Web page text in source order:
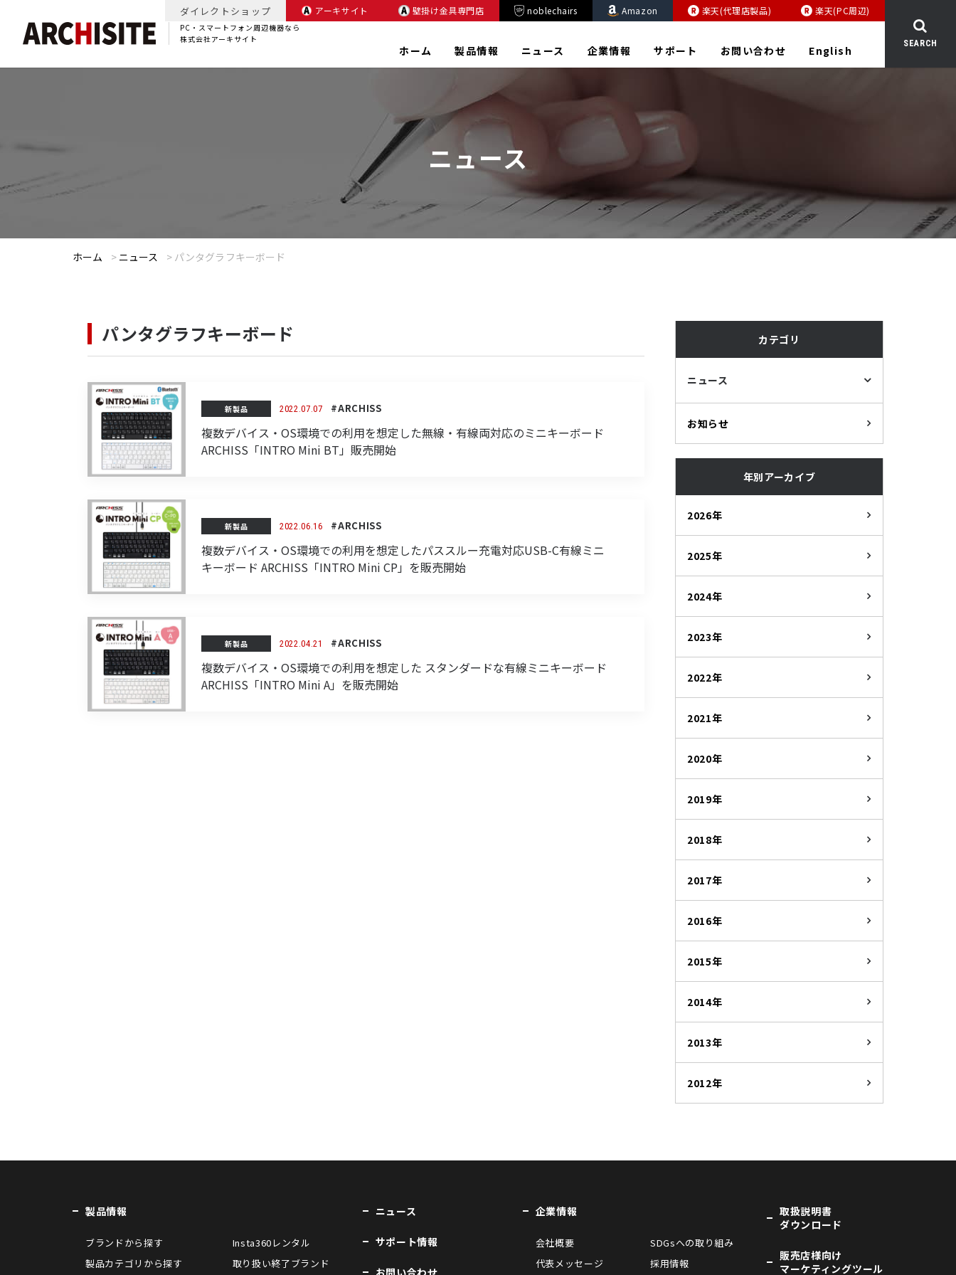
PC・スマートフォン周辺機器なら
株式会社アーキサイト
ダイレクトショップ アーキサイト 壁掛け金具専門店 noblechairs Amazon 楽天(代理店製品) 楽天(PC周辺)
ホーム 製品情報 ニュース 企業情報 サポート お問い合わせ English SEARCH
ニュース
ホーム > ニュース > パンタグラフキーボード
パンタグラフキーボード
新製品 2022.07.07 #ARCHISS
複数デバイス・OS環境での利用を想定した無線・有線両対応のミニキーボード
ARCHISS「INTRO Mini BT」販売開始
新製品 2022.06.16 #ARCHISS
複数デバイス・OS環境での利用を想定したパススルー充電対応USB-C有線ミニ
キーボード ARCHISS「INTRO Mini CP」を販売開始
新製品 2022.04.21 #ARCHISS
複数デバイス・OS環境での利用を想定した スタンダードな有線ミニキーボード
ARCHISS「INTRO Mini A」を販売開始
カテゴリ
ニュース
お知らせ
年別アーカイブ
2026年
2025年
2024年
2023年
2022年
2021年
2020年
2019年
2018年
2017年
2016年
2015年
2014年
2013年
2012年
製品情報
ブランドから探す
製品カテゴリから探す
Insta360レンタル
取り扱い終了ブランド
ニュース
サポート情報
お問い合わせ
企業情報
会社概要
代表メッセージ
SDGsへの取り組み
採用情報
取扱説明書
ダウンロード
販売店様向け
マーケティングツール